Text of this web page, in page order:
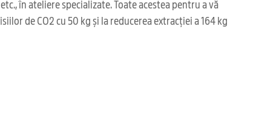
în ateliere specializate. Toate acestea pentru a vă
de CO2 cu 50 kg și la reducerea extracției a 164 kg